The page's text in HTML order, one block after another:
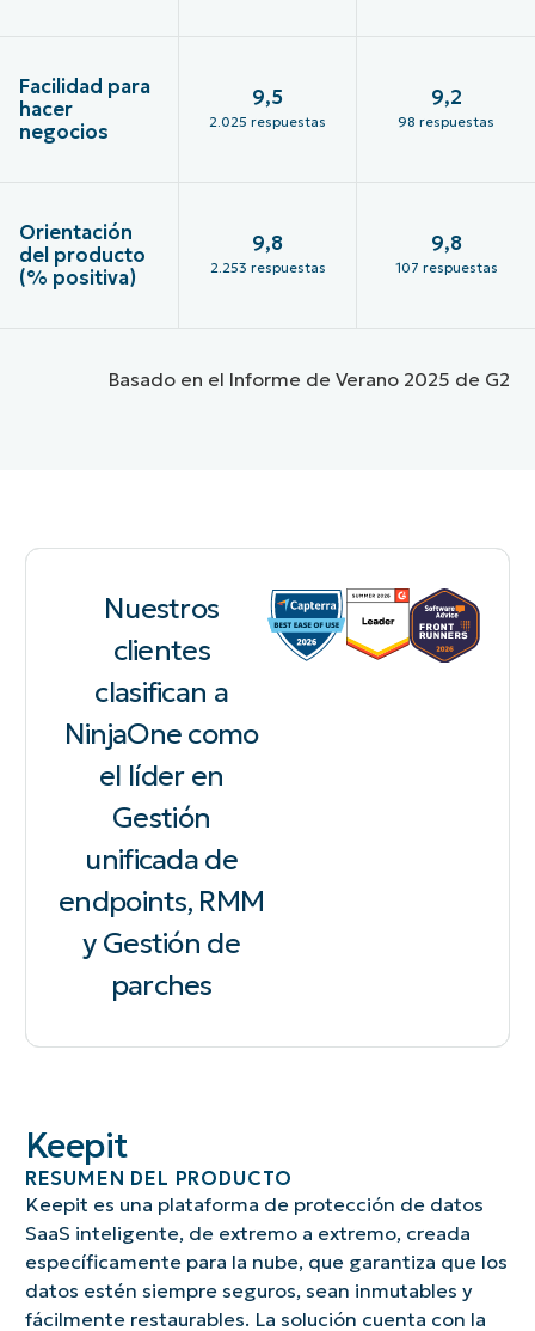
Facilidad para
hacer
negocios
9,5
2.025 respuestas
9,2
98 respuestas
Orientación
del producto
(% positiva)
9,8
2.253 respuestas
9,8
107 respuestas
Basado en el Informe de Verano 2025 de G2
Nuestros
clientes
clasifican a
NinjaOne como
el líder en
Gestión
unificada de
endpoints, RMM
y Gestión de
parches
Keepit
RESUMEN DEL PRODUCTO
Keepit es una plataforma de protección de datos
SaaS inteligente, de extremo a extremo, creada
específicamente para la nube, que garantiza que los
datos estén siempre seguros, sean inmutables y
fácilmente restaurables. La solución cuenta con la